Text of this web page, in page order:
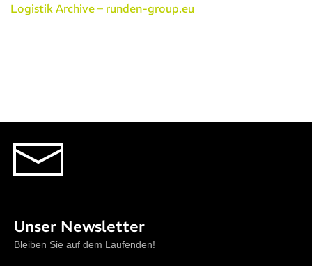
Logistik Archive – runden-group.eu
Unser Newsletter
Bleiben Sie auf dem Laufenden!